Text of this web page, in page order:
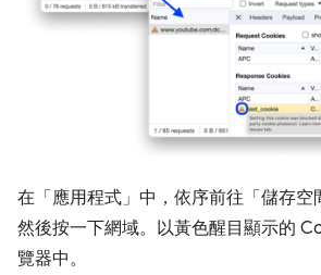
在「應用程式」 中，依序前往「儲存空
然後按一下網域。以黃色醒目顯示的
覽器中。